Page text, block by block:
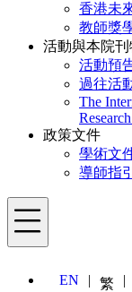
香港未
教師獎
活動與本院刊
活動預
過往活
The
政策文件
學術文
導師指
Menu
EN 繁